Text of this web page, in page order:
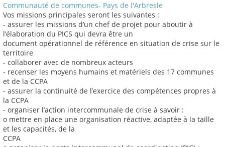
Communauté de communes- Pays de l'Arbresle
Vos missions principales seront les suivantes :
- assurer les missions d’un chef de projet pour aboutir à
l’élaboration du PICS qui devra être un
document opérationnel de référence en situation de crise sur le
territoire
- collaborer avec de nombreux acteurs
- recenser les moyens humains et matériels des 17 communes
et de la CCPA
- assurer la continuité de l’exercice des compétences propres à
la CCPA
- organiser l’action intercommunale de crise à savoir :
o mettre en place une organisation réactive, adaptée à la taille
et les capacités, de la
CCPA